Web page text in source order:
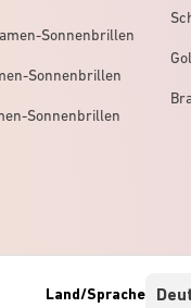
Sonnenbrillen
Sonnenbrillen
Sonnenbrillen
Land/Sprache